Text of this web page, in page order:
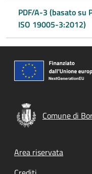
PDF/A-3 (basato su
ISO 19005-3:2012)
Comune di
Footer menu
Area riservata